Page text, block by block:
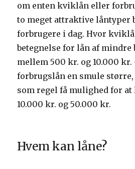
om enten kviklån eller
to meget attraktive låntyper
forbrugere i dag. Hvor
betegnelse for lån af mindre
mellem 500 kr. og 10.000 kr.
forbrugslån en smule
som regel få mulighed for
10.000 kr. og 50.000 kr.
Hvem kan låne?